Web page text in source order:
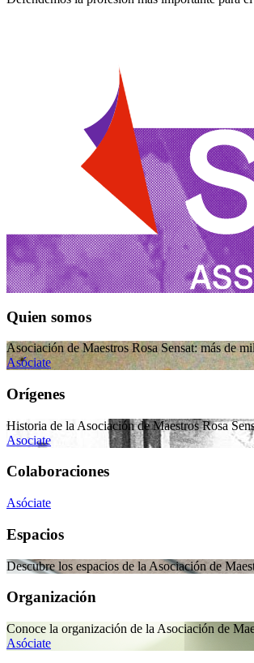
Quien somos
Asociación de Maestros Rosa Sensat: más de
Asóciate
Orígenes
Historia de la Asociación de Maestros Rosa
Asociate
Colaboraciones
Asóciate
Espacios
Descubre los espacios de la Asociación de
Organización
Conoce la organización de la Asociación de
Asóciate